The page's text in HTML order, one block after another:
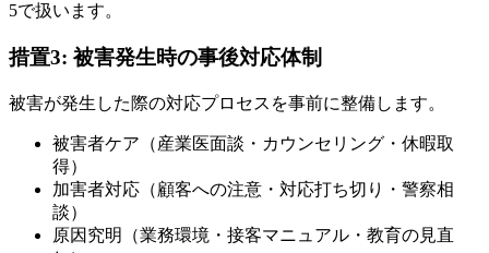
5で扱います。
措置3: 被害発生時の事後対応体制
被害が発生した際の対応プロセスを事前に整備します。
被害者ケア（産業医面談・カウンセリング・休暇取
得）
加害者対応（顧客への注意・対応打ち切り・警察相
談）
原因究明（業務環境・接客マニュアル・教育の見直